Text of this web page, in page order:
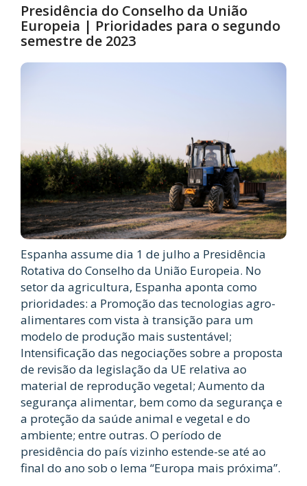
Presidência do Conselho da União
Europeia | Prioridades para o segundo
semestre de 2023
Espanha assume dia 1 de julho a Presidência
Rotativa do Conselho da União Europeia. No
setor da agricultura, Espanha aponta como
prioridades: a Promoção das tecnologias agro-
alimentares com vista à transição para um
modelo de produção mais sustentável;
Intensificação das negociações sobre a proposta
de revisão da legislação da UE relativa ao
material de reprodução vegetal; Aumento da
segurança alimentar, bem como da segurança e
a proteção da saúde animal e vegetal e do
ambiente; entre outras. O período de
presidência do país vizinho estende-se até ao
final do ano sob o lema “Europa mais próxima”.